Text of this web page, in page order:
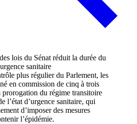
plus régulier du Parlement, les
en commission de cinq à trois
prorogation du régime transitoire
l’état d’urgence sanitaire, qui
d’imposer des mesures
l’épidémie.